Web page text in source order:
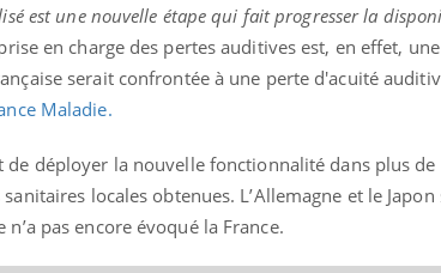
est une nouvelle étape qui fait progresser la
en charge des pertes auditives est, en effet,
serait confrontée à une perte d'acuité
Maladie.
de déployer la nouvelle fonctionnalité dans plus
locales obtenues. L’Allemagne et le
n’a pas encore évoqué la France.